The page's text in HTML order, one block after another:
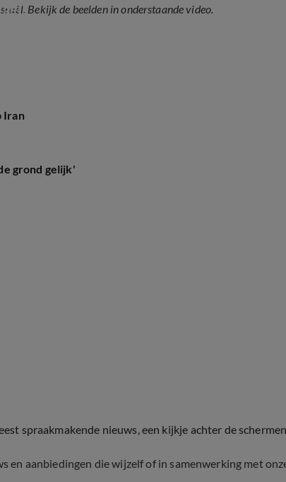
Bekijk de beelden in onderstaande video.
Iran
grond gelijk'
spraakmakende nieuws, een kijkje achter de
aanbiedingen die wijzelf of in samenwerking met